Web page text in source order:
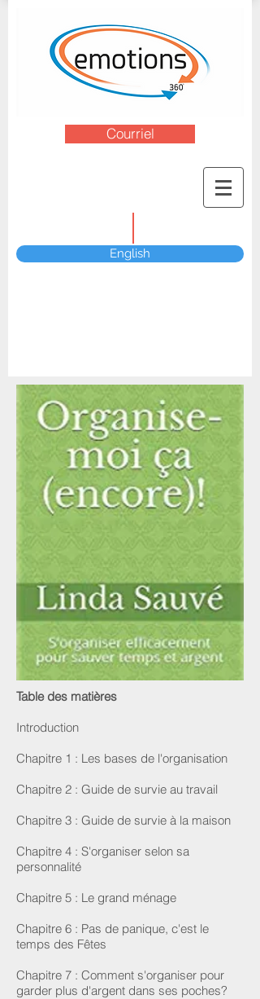
Courriel
English
Table des matières
Introduction
Chapitre 1 : Les bases de l'organisation
Chapitre 2 : Guide de survie au travail
Chapitre 3 : Guide de survie à la maison
Chapitre 4 : S'organiser selon sa
personnalité
Chapitre 5 : Le grand ménage
Chapitre 6 : Pas de panique, c'est le
temps des Fêtes
Chapitre 7 : Comment s'organiser pour
garder plus d'argent dans ses poches?